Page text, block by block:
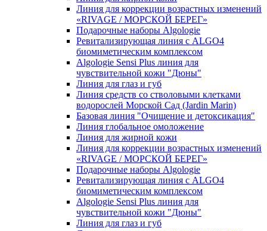
Линия для коррекции возрастных изменений
«RIVAGE / МОРСКОЙ БЕРЕГ»
Подарочные наборы Algologie
Ревитализирующая линия с ALGO4
биомиметическим комплексом
Algologie Sensi Plus линия для
чувcтвительной кожи "Дюны"
Линия для глаз и губ
Линия средств со стволовыми клетками
водорослей Морской Сад (Jardin Marin)
Базовая линия "Очищение и детоксикация"
Линия глобальное омоложение
Линия для жирной кожи
Линия для коррекции возрастных изменений
«RIVAGE / МОРСКОЙ БЕРЕГ»
Подарочные наборы Algologie
Ревитализирующая линия с ALGO4
биомиметическим комплексом
Algologie Sensi Plus линия для
чувcтвительной кожи "Дюны"
Линия для глаз и губ